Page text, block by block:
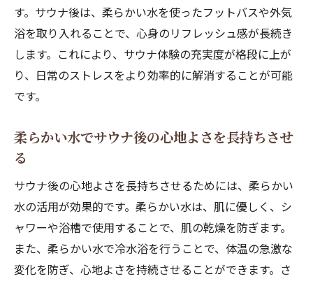
す。サウナ後は、柔らかい水を使ったフットバスや外気
浴を取り入れることで、心身のリフレッシュ感が長続き
します。これにより、サウナ体験の充実度が格段に上が
り、日常のストレスをより効率的に解消することが可能
です。
柔らかい水でサウナ後の心地よさを長持ちさせ
る
サウナ後の心地よさを長持ちさせるためには、柔らかい
水の活用が効果的です。柔らかい水は、肌に優しく、シ
ャワーや浴槽で使用することで、肌の乾燥を防ぎます。
また、柔らかい水で冷水浴を行うことで、体温の急激な
変化を防ぎ、心地よさを持続させることができます。さ